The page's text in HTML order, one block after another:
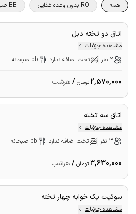
همه RO بدون وعده غذایی BB صبحانه
اتاق دو تخته دبل
مشاهده جزئیات
2 نفر
تخت اضافه ندارد bb صبحانه
2,570,000تومان /هرشب
اتاق سه تخته
مشاهده جزئیات
3 نفر
تخت اضافه ندارد bb صبحانه
3,630,000تومان /هرشب
سوئیت یک خوابه چهار تخته
مشاهده جزئیات